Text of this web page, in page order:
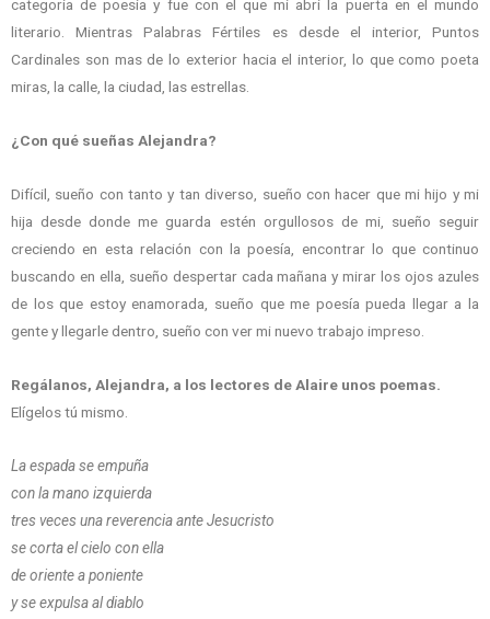
categoría de poesía y fue con el que mi abrí la puerta en el mundo
literario. Mientras Palabras Fértiles es desde el interior, Puntos
Cardinales son mas de lo exterior hacia el interior, lo que como poeta
miras, la calle, la ciudad, las estrellas.
¿Con qué sueñas Alejandra?
Difícil, sueño con tanto y tan diverso, sueño con hacer que mi hijo y mi
hija desde donde me guarda estén orgullosos de mi, sueño seguir
creciendo en esta relación con la poesía, encontrar lo que continuo
buscando en ella, sueño despertar cada mañana y mirar los ojos azules
de los que estoy enamorada, sueño que me poesía pueda llegar a la
gente y llegarle dentro, sueño con ver mi nuevo trabajo impreso.
Regálanos, Alejandra, a los lectores de Alaire unos poemas.
Elígelos tú mismo.
La espada se empuña
con la mano izquierda
tres veces una reverencia ante Jesucristo
se corta el cielo con ella
de oriente a poniente
y se expulsa al diablo